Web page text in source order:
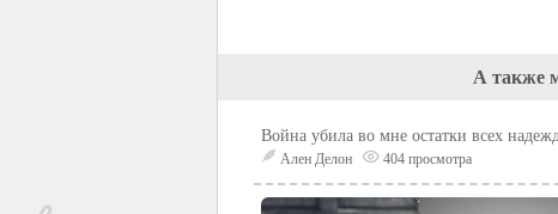
А также
Война убила во мне остатки всех
Ален Делон 404 просмотра